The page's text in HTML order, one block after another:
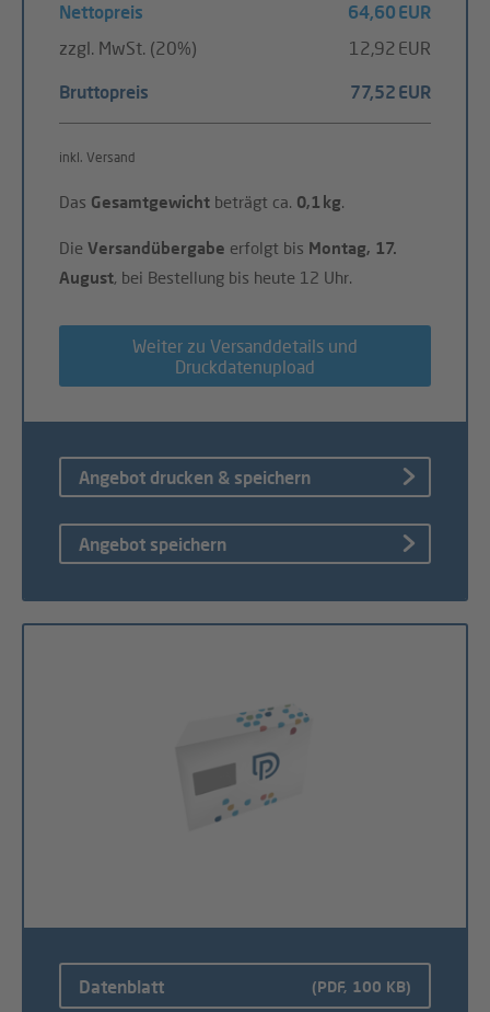
Nettopreis
64,60 EUR
zzgl. MwSt. (20%)
12,92 EUR
Bruttopreis 77,52 EUR
inkl. Versand
Das Gesamtgewicht beträgt ca. 0,1 kg.
Die Versandübergabe erfolgt bis Montag, 17.
August, bei Bestellung bis heute 12 Uhr.
Weiter zu Versanddetails und
Druckdatenupload
Angebot drucken & speichern
Angebot speichern
Datenblatt (PDF, 100 KB)